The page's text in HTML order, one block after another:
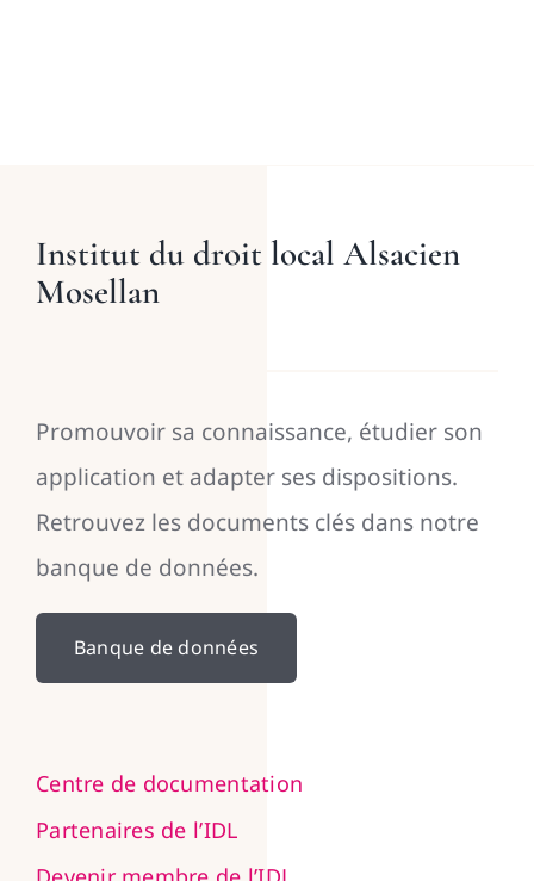
Institut du droit local Alsacien
Mosellan
Promouvoir sa connaissance, étudier son
application et adapter ses dispositions.
Retrouvez les documents clés dans notre
banque de données.
Banque de données
Centre de documentation
Partenaires de l’IDL